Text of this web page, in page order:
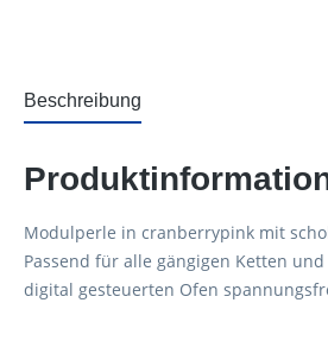
Beschreibung
Modulperle in cranberrypink mit
Passend für alle gängigen Ketten
digital gesteuerten Ofen